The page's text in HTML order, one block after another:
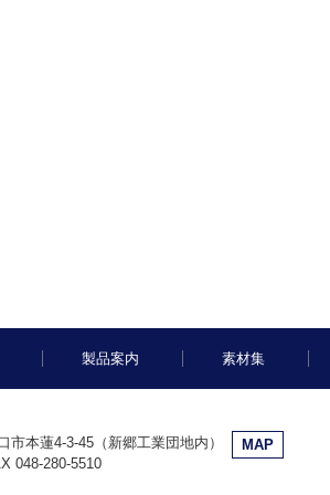
製品案内 素材集
MAP
本蓮4-3-45（新郷工業団地内）
048-280-5510